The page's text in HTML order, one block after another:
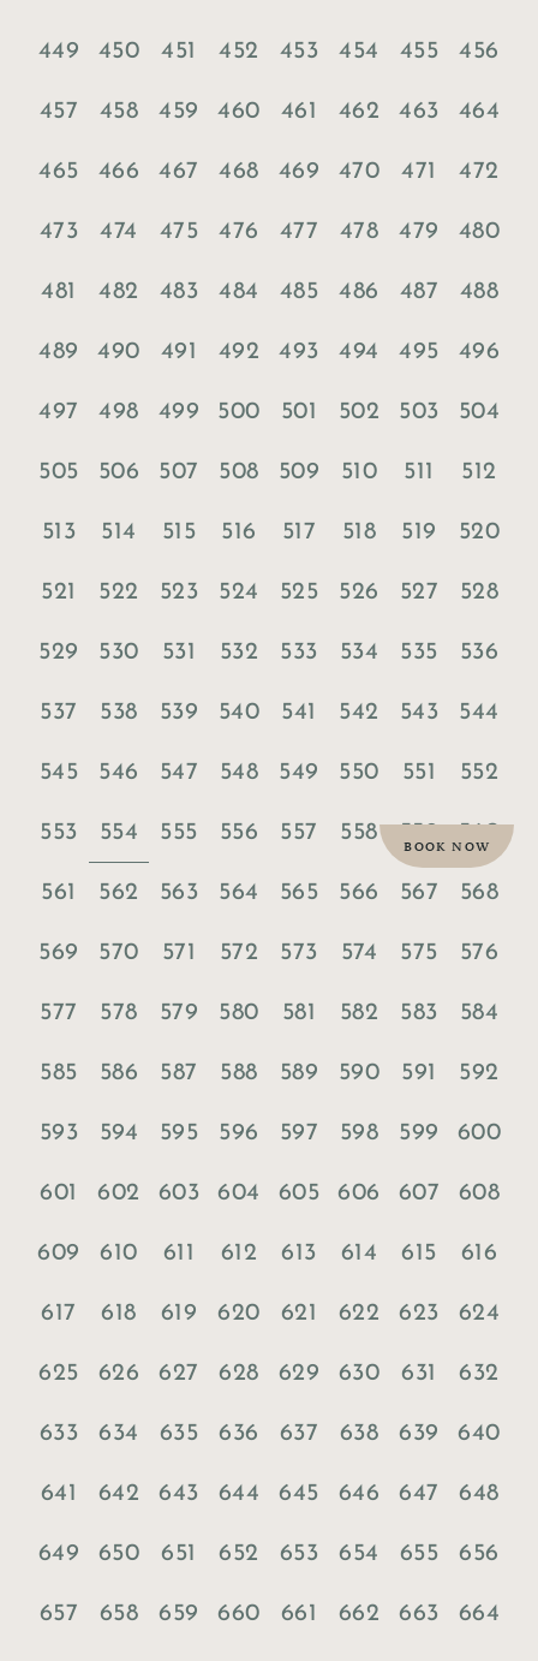
BOOK NOW
449 450 451 452 453 454 455 456
457 458 459 460 461 462 463 464
465 466 467 468 469 470 471 472
473 474 475 476 477 478 479 480
481 482 483 484 485 486 487 488
489 490 491 492 493 494 495 496
497 498 499 500 501 502 503 504
505 506 507 508 509 510 511 512
513 514 515 516 517 518 519 520
521 522 523 524 525 526 527 528
529 530 531 532 533 534 535 536
537 538 539 540 541 542 543 544
545 546 547 548 549 550 551 552
553 554 555 556 557 558
561 562 563 564 565 566 567 568
569 570 571 572 573 574 575 576
577 578 579 580 581 582 583 584
585 586 587 588 589 590 591 592
593 594 595 596 597 598 599 600
601 602 603 604 605 606 607 608
609 610 611 612 613 614 615 616
617 618 619 620 621 622 623 624
625 626 627 628 629 630 631 632
633 634 635 636 637 638 639 640
641 642 643 644 645 646 647 648
649 650 651 652 653 654 655 656
657 658 659 660 661 662 663 664